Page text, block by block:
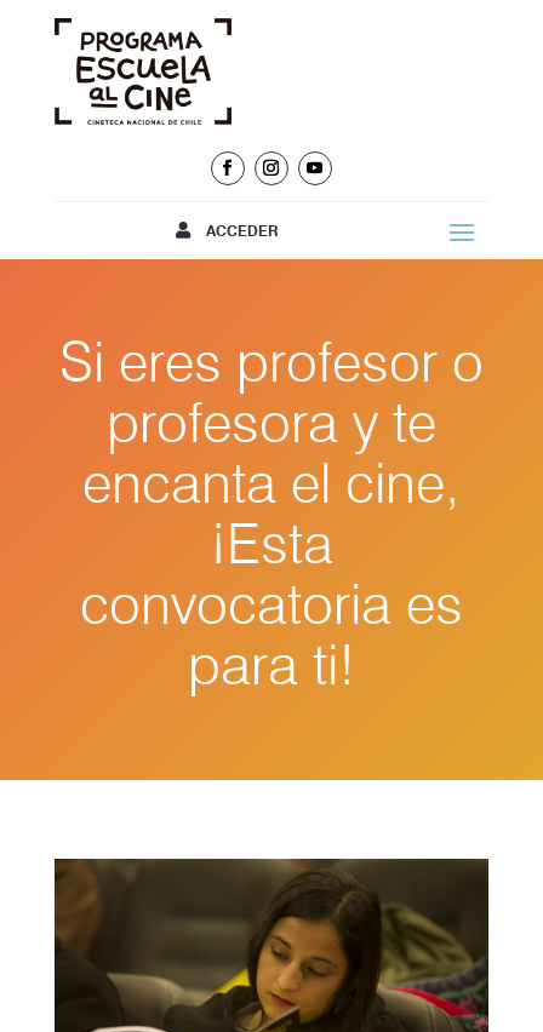
ACCEDER
Si eres profesor o
profesora y te
encanta el cine,
¡Esta
convocatoria es
para ti!